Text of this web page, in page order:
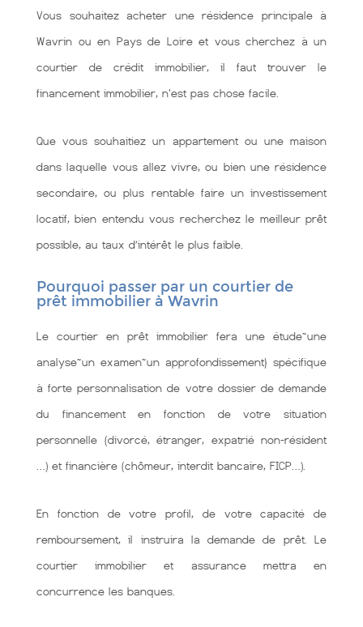
Vous souhaitez acheter une résidence principale à
Wavrin ou en Pays de Loire et vous cherchez à un
courtier de crédit immobilier, il faut trouver le
financement immobilier, n'est pas chose facile.
Que vous souhaitiez un appartement ou une maison
dans laquelle vous allez vivre, ou bien une résidence
secondaire, ou plus rentable faire un investissement
locatif, bien entendu vous recherchez le meilleur prêt
possible, au taux d’intérêt le plus faible.
Pourquoi passer par un courtier de
prêt immobilier à Wavrin
Le courtier en prêt immobilier fera une étude~une
analyse~un examen~un approfondissement} spécifique
à forte personnalisation de votre dossier de demande
du financement en fonction de votre situation
personnelle (divorcé, étranger, expatrié non-résident
…) et financière (chômeur, interdit bancaire, FICP…).
En fonction de votre profil, de votre capacité de
remboursement, il instruira la demande de prêt. Le
courtier immobilier et assurance mettra en
concurrence les banques.